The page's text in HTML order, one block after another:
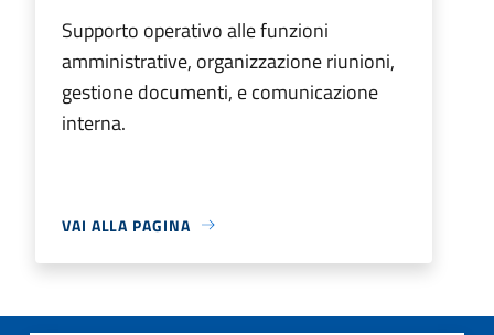
Supporto operativo alle funzioni
amministrative, organizzazione riunioni,
gestione documenti, e comunicazione
interna.
VAI ALLA PAGINA